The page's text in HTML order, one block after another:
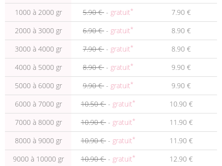
1000 à 2000 gr
5.90 € - gratuit*
7.90 €
2000 à 3000 gr
6.90 € - gratuit*
8.90 €
3000 à 4000 gr
7.90 € - gratuit*
8.90 €
4000 à 5000 gr
8.90 € - gratuit*
9.90 €
5000 à 6000 gr
9.90 € - gratuit*
9.90 €
6000 à 7000 gr
10.50 € - gratuit*
10.90 €
7000 à 8000 gr
10.90 € - gratuit*
11.90 €
8000 à 9000 gr
10.90 € - gratuit*
11.90 €
9000 à 10000 gr
10.90 € - gratuit*
12.90 €